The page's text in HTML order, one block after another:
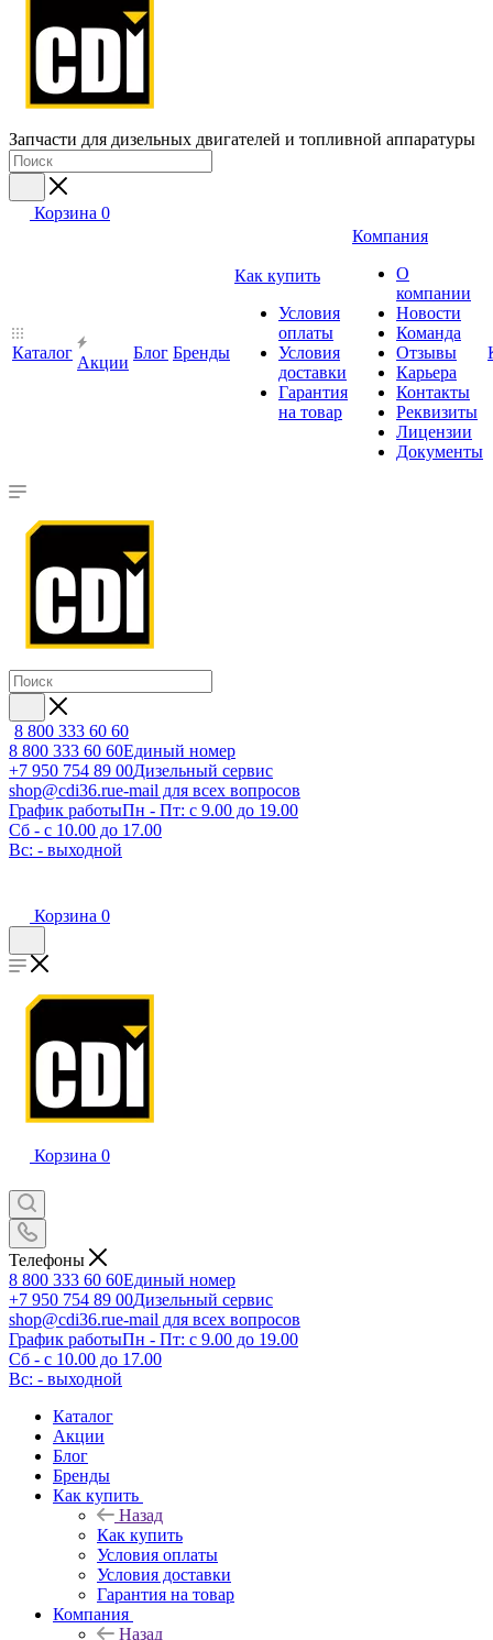
Запчасти для дизельных двигателей и топливной аппаратуры
Корзина 0
Каталог
Акции
Блог Бренды
Как купить
Условия
оплаты
Условия
доставки
Гарантия
на товар
Компания
О
компании
Новости
Команда
Отзывы
Карьера
Контакты
Реквизиты
Лицензии
Документы
8 800 333 60 60
8 800 333 60 60Единый номер
+7 950 754 89 00Дизельный сервис
shop@cdi36.rue-mail для всех вопросов
График работыПн - Пт: с 9.00 до 19.00
Сб - с 10.00 до 17.00
Вс: - выходной
Корзина 0
Корзина 0
Телефоны
8 800 333 60 60Единый номер
+7 950 754 89 00Дизельный сервис
shop@cdi36.rue-mail для всех вопросов
График работыПн - Пт: с 9.00 до 19.00
Сб - с 10.00 до 17.00
Вс: - выходной
Каталог
Акции
Блог
Бренды
Как купить
Назад
Как купить
Условия оплаты
Условия доставки
Гарантия на товар
Компания
Назад